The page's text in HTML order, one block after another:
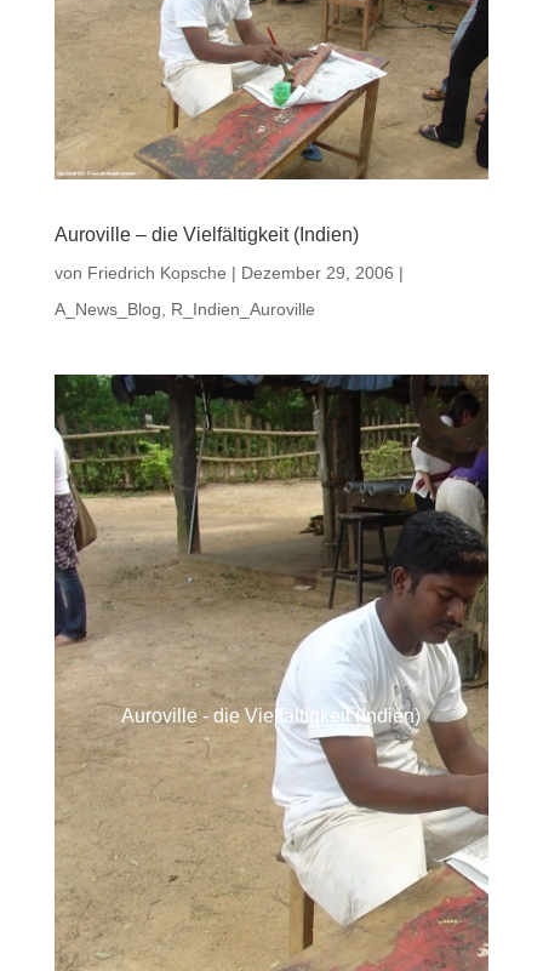
Auroville – die Vielfältigkeit (Indien)
von Friedrich Kopsche | Dezember 29, 2006 |
A_News_Blog
R_Indien_Auroville
Auroville - die Vielfältigkeit (Indien)